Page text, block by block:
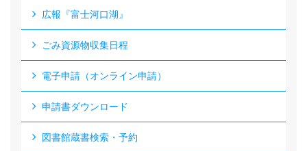
広報『富士河口湖』
ごみ資源物収集日程
電子申請（オンライン申請）
申請書ダウンロード
図書館蔵書検索・予約